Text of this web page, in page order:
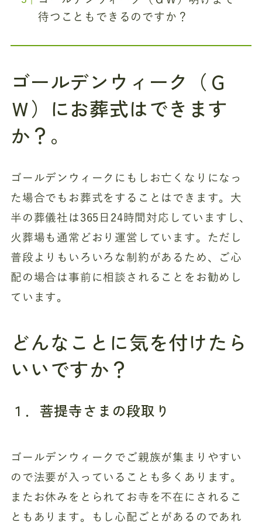
待つこともできるのですか？
ゴールデンウィーク（Ｇ
Ｗ）にお葬式はできます
か？。
ゴールデンウィークにもしお亡くなりになっ
た場合でもお葬式をすることはできます。大
半の葬儀社は365日24時間対応していますし、
火葬場も通常どおり運営しています。ただし
普段よりもいろいろな制約があるため、ご心
配の場合は事前に相談されることをお勧めし
ています。
どんなことに気を付けたら
いいですか？
１．菩提寺さまの段取り
ゴールデンウィークでご親族が集まりやすい
ので法要が入っていることも多くあります。
またお休みをとられてお寺を不在にされるこ
ともあります。もし心配ごとがあるのであれ